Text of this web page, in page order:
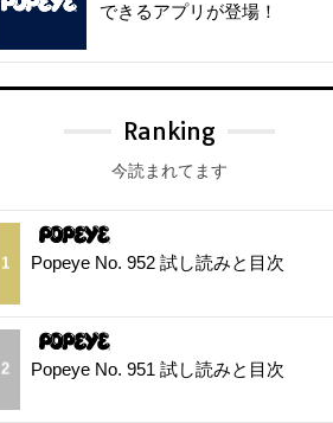
できるアプリが登場！
Ranking
今読まれてます
1 Popeye No. 952 試し読みと目次
2 Popeye No. 951 試し読みと目次